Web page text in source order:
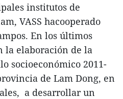
institutos de
VASS hacooperado
En los últimos
la elaboración de la
socioeconómico 2011-
de Lam Dong, en
a desarrollar un